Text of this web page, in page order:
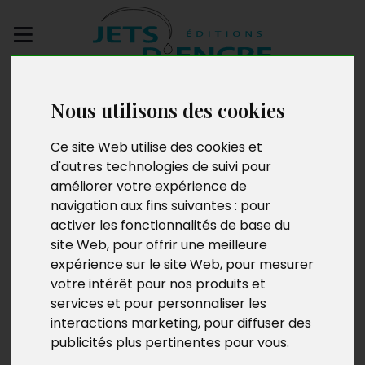
Nous utilisons des cookies
Ce site Web utilise des cookies et
d'autres technologies de suivi pour
améliorer votre expérience de
navigation aux fins suivantes : pour
activer les fonctionnalités de base du
site Web, pour offrir une meilleure
expérience sur le site Web, pour mesurer
votre intérêt pour nos produits et
services et pour personnaliser les
interactions marketing, pour diffuser des
publicités plus pertinentes pour vous.
manuscrit
Pierre Brice Okane
Obame
Né le 28 avril 1978 à Reims, en France, Pierre-Brice
Okane Obame est un consultant en communication
institutionnelle, politique et évènementielle. Technicien
audiovisuel à la base à Gabon 1 redepuis 2010, Il a acquis
son expérience dans le domaine de la communication